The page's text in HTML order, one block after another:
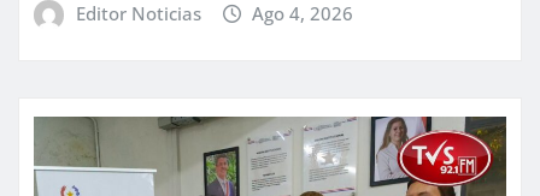
Editor Noticias Ago 4, 2026